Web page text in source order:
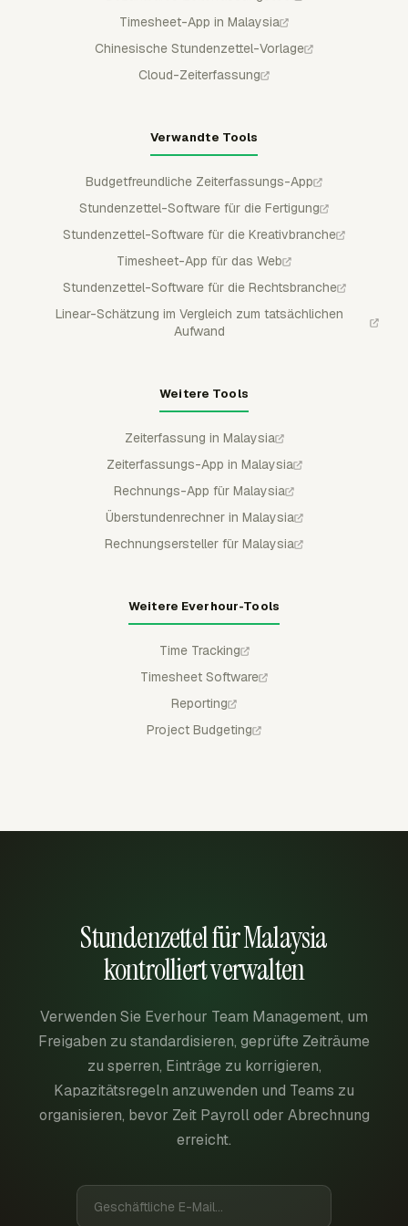
Timesheet-App in Malaysia
Chinesische Stundenzettel-Vorlage
Cloud-Zeiterfassung
Verwandte Tools
Budgetfreundliche Zeiterfassungs-App
Stundenzettel-Software für die Fertigung
Stundenzettel-Software für die Kreativbranche
Timesheet-App für das Web
Stundenzettel-Software für die Rechtsbranche
Linear-Schätzung im Vergleich zum tatsächlichen
Aufwand
Weitere Tools
Zeiterfassung in Malaysia
Zeiterfassungs-App in Malaysia
Rechnungs-App für Malaysia
Überstundenrechner in Malaysia
Rechnungsersteller für Malaysia
Weitere Everhour-Tools
Time Tracking
Timesheet Software
Reporting
Project Budgeting
Stundenzettel für Malaysia
kontrolliert verwalten
Verwenden Sie Everhour Team Management, um
Freigaben zu standardisieren, geprüfte Zeiträume
zu sperren, Einträge zu korrigieren,
Kapazitätsregeln anzuwenden und Teams zu
organisieren, bevor Zeit Payroll oder Abrechnung
erreicht.